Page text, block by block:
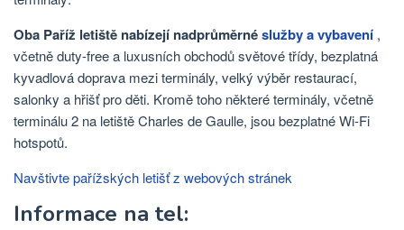
Oba Paříž letiště nabízejí nadprůměrnéslužby a vybavení ,
včetně duty-free a luxusních obchodů světové třídy, bezplatná
kyvadlová doprava mezi terminály, velký výběr restaurací,
salonky a hřišť pro děti. Kromě toho některé terminály, včetně
terminálu 2 na letiště Charles de Gaulle, jsou bezplatné Wi-Fi
hotspotů.
Navštivte pařížských letišť z webových stránek
Informace na tel: